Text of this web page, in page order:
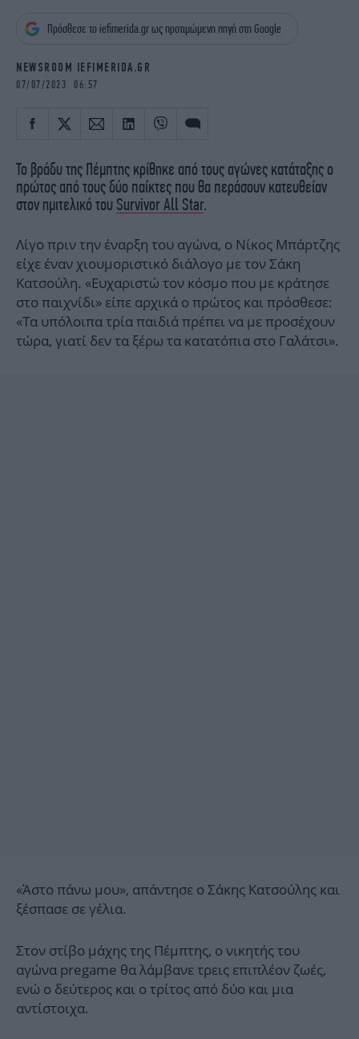
OSCARS
THE OCEAN
Πρόσθεσε το iefimerida.gr ως προτιμώμενη πηγή στη Google
NEWSROOM IEFIMERIDA.GR
07/07/2023 06:57
To βράδυ της Πέμπτης κρίθηκε από τους αγώνες κατάταξης ο
πρώτος από τους δύο παίκτες που θα περάσουν κατευθείαν
στον ημιτελικό του Survivor All Star.
Λίγο πριν την έναρξη του αγώνα, ο Νίκος Μπάρτζης
είχε έναν χιουμοριστικό διάλογο με τον Σάκη
Κατσούλη. «Ευχαριστώ τον κόσμο που με κράτησε
στο παιχνίδι» είπε αρχικά ο πρώτος και πρόσθεσε:
«Τα υπόλοιπα τρία παιδιά πρέπει να με προσέχουν
τώρα, γιατί δεν τα ξέρω τα κατατόπια στο Γαλάτσι».
«Άστο πάνω μου», απάντησε ο Σάκης Κατσούλης και
ξέσπασε σε γέλια.
Στον στίβο μάχης της Πέμπτης, ο νικητής του
αγώνα pregame θα λάμβανε τρεις επιπλέον ζωές,
ενώ ο δεύτερος και ο τρίτος από δύο και μια
αντίστοιχα.